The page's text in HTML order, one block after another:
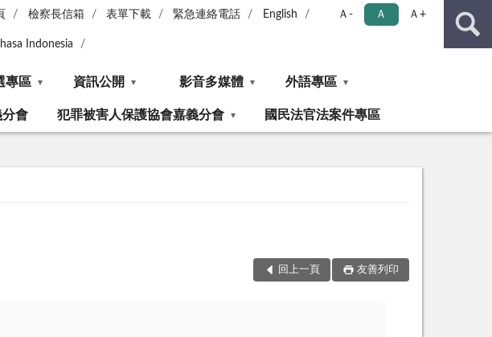
檢察長信箱 表單下載 緊急連絡電話 English
Indonesia
Ａ- Ａ Ａ+
專區 資訊公開 影音多媒體 外語專區
分會 犯罪被害人保護協會嘉義分會 國民法官法案件專區
回上一頁 友善列印